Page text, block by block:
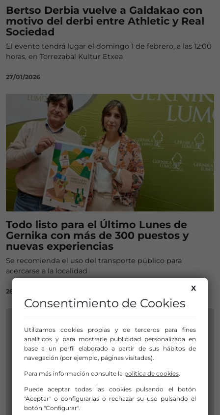
Bertso Derbia vuelve a Galdakao con
motivo del derbi entre Athletic y Real
Sociedad
El evento tendrá lugar el domingo 1 de febrero, a las 12:00
horas, en Torrezabal Kultur Etxea
27/01/2026
Todo listo para el Último Lunes de
Gernika con más de 300 puestos y
nuevas experiencias
Se recomienda el uso del transporte público para
acercarse a la localidad
26/10/2025 X
Consentimiento de Cookies
Utilizamos cookies propias y de terceros para fines
analíticos y para mostrarle publicidad personalizada en
base a un perfil elaborado a partir de sus hábitos de
navegación (por ejemplo, páginas visitadas).
Para más información consulte la política de cookies.
Puede aceptar todas las cookies pulsando el botón
"Aceptar" o configurarlas o rechazar su uso pulsando el
botón "Configurar".